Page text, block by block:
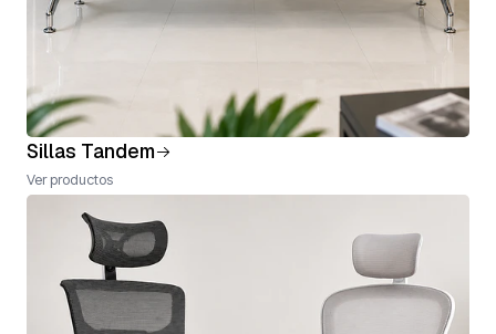
Sillas Tandem
Ver productos